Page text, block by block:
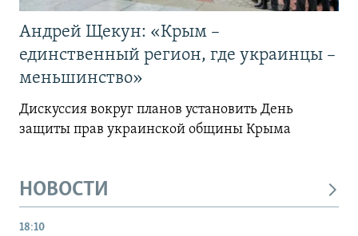
Андрей Щекун: «Крым –
единственный регион, где украинцы –
меньшинство»
Дискуссия вокруг планов установить День
защиты прав украинской общины Крыма
НОВОСТИ
18:10